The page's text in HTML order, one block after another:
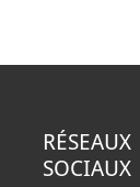
RÉSEAUX
SOCIAUX